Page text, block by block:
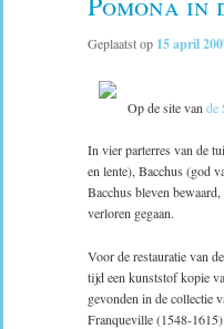
Geplaatst op 15 april
Op de site van de
In vier parterres van de
en lente), Bacchus (god
Bacchus bleven
verloren gegaan.
Voor de restauratie van
tijd een kunststof kopie
gevonden in de collectie
Franqueville (1548-